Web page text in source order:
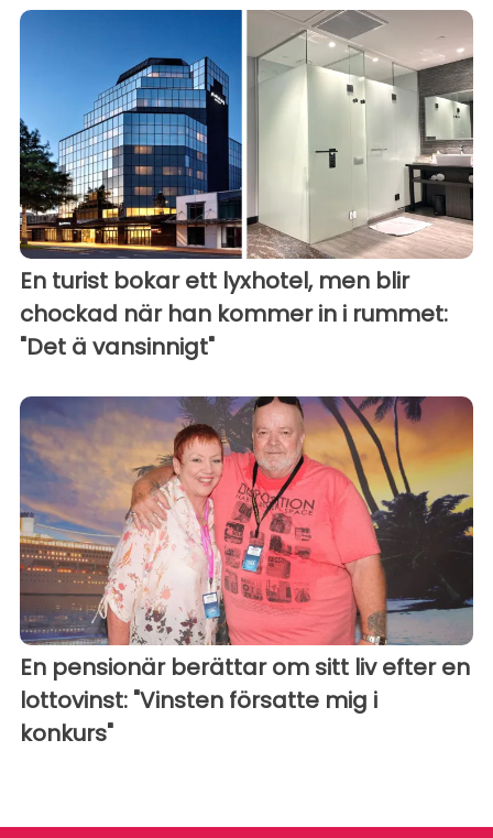
En turist bokar ett lyxhotel, men blir
chockad när han kommer in i rummet:
"Det ä vansinnigt"
En pensionär berättar om sitt liv efter en
lottovinst: "Vinsten försatte mig i
konkurs"